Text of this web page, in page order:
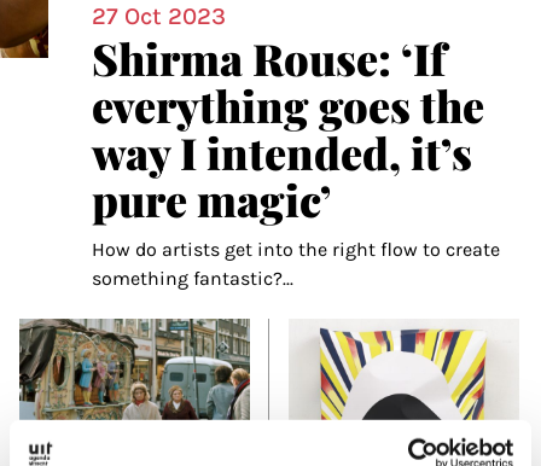
27 Oct 2023
Shirma Rouse: ‘If
everything goes the
way I intended, it’s
pure magic’
How do artists get into the right flow to create
something fantastic?...